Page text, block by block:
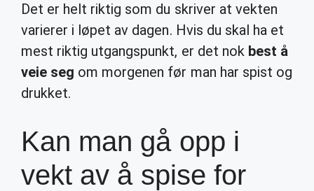
Det er helt riktig som du skriver at vekten
varierer i løpet av dagen. Hvis du skal ha et
mest riktig utgangspunkt, er det nok best å
veie seg om morgenen før man har spist og
drukket.
Kan man gå opp i
vekt av å spise for